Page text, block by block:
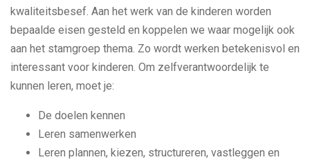
kwaliteitsbesef. Aan het werk van de kinderen worden
bepaalde eisen gesteld en koppelen we waar mogelijk ook
aan het stamgroep thema. Zo wordt werken betekenisvol en
interessant voor kinderen. Om zelfverantwoordelijk te
kunnen leren, moet je:
De doelen kennen
Leren samenwerken
Leren plannen, kiezen, structureren, vastleggen en